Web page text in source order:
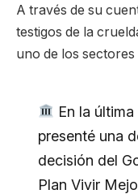
A través de su
testigos de la
uno de los sectores
En la
presenté una
decisión del
Plan Vivir